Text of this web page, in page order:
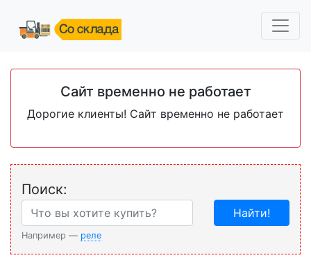
Сайт временно не работает
Дорогие клиенты! Сайт временно не работает
Поиск:
Например — реле
Найти!